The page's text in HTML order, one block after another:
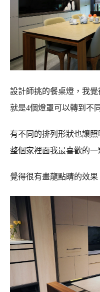
設計師挑的餐桌燈，我覺
就是4個燈罩可以轉到不
有不同的排列形狀也讓
整個家裡面我最喜歡的一
覺得很有畫龍點睛的效